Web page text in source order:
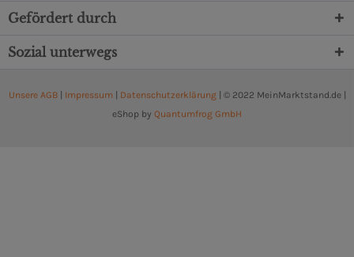
Gefördert durch
Sozial unterwegs
Unsere AGB| Impressum Datenschutzerklärung| © 2022 MeinMarktstand.de |
eShop by Quantumfrog GmbH